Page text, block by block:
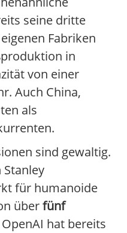
seine dritte
Fabriken
in
von einer
Auch China,
als
sind gewaltig.
Stanley
für humanoide
überfünf
hat bereits